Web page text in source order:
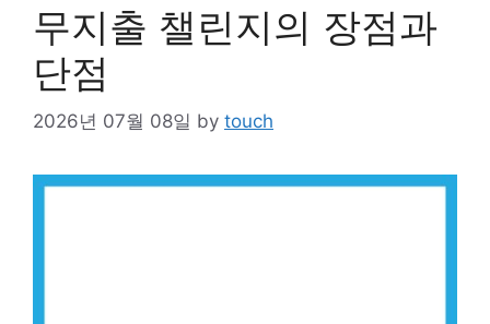
무지출 챌린지의 장점과
단점
2026년 07월 08일 by touch